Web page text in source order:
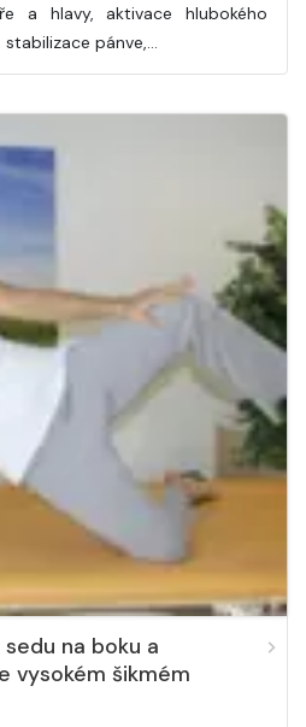
a hlavy, aktivace hlubokého
pánve,…
na boku a
vysokém šikmém